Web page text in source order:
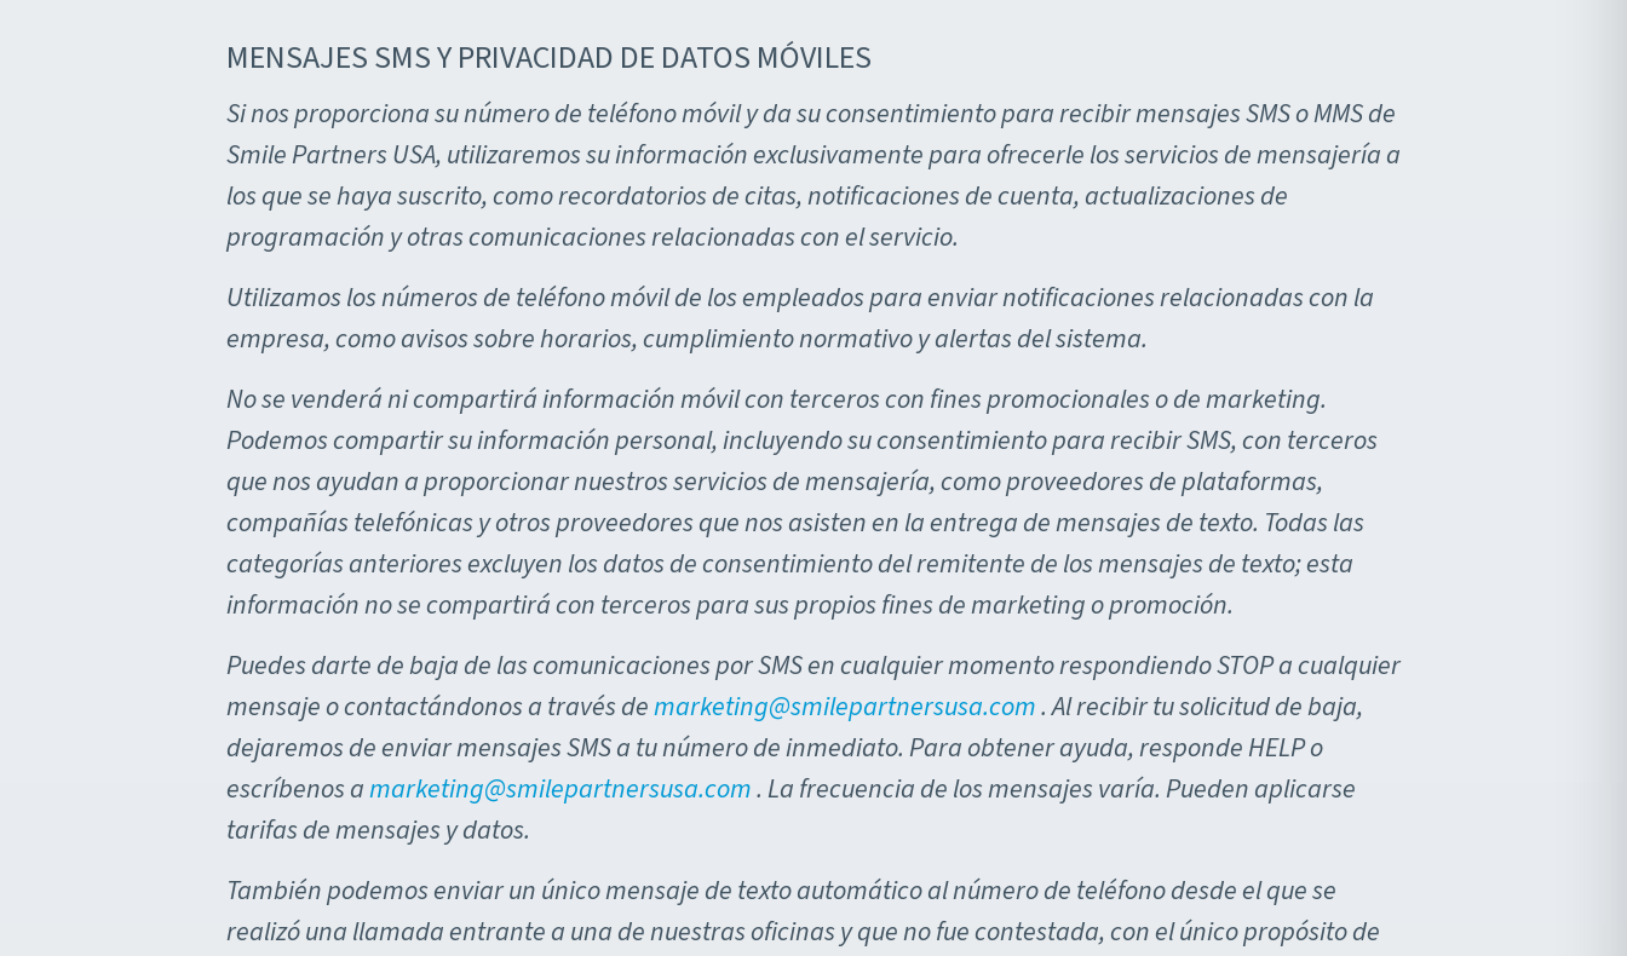
MENSAJES SMS Y PRIVACIDAD DE DATOS MÓVILES
Si nos proporciona su número de teléfono móvil y da su consentimiento para recibir mensajes SMS o MMS de
Smile Partners USA, utilizaremos su información exclusivamente para ofrecerle los servicios de mensajería a
los que se haya suscrito, como recordatorios de citas, notificaciones de cuenta, actualizaciones de
programación y otras comunicaciones relacionadas con el servicio.
Utilizamos los números de teléfono móvil de los empleados para enviar notificaciones relacionadas con la
empresa, como avisos sobre horarios, cumplimiento normativo y alertas del sistema.
No se venderá ni compartirá información móvil con terceros con fines promocionales o de marketing.
Podemos compartir su información personal, incluyendo su consentimiento para recibir SMS, con terceros
que nos ayudan a proporcionar nuestros servicios de mensajería, como proveedores de plataformas,
compañías telefónicas y otros proveedores que nos asisten en la entrega de mensajes de texto. Todas las
categorías anteriores excluyen los datos de consentimiento del remitente de los mensajes de texto; esta
información no se compartirá con terceros para sus propios fines de marketing o promoción.
Puedes darte de baja de las comunicaciones por SMS en cualquier momento respondiendo STOP a cualquier
mensaje o contactándonos a través demarketing@smilepartnersusa.com. Al recibir tu solicitud de baja,
dejaremos de enviar mensajes SMS a tu número de inmediato. Para obtener ayuda, responde HELP o
escríbenos amarketing@smilepartnersusa.com. La frecuencia de los mensajes varía. Pueden aplicarse
tarifas de mensajes y datos.
También podemos enviar un único mensaje de texto automático al número de teléfono desde el que se
realizó una llamada entrante a una de nuestras oficinas y que no fue contestada, con el único propósito de